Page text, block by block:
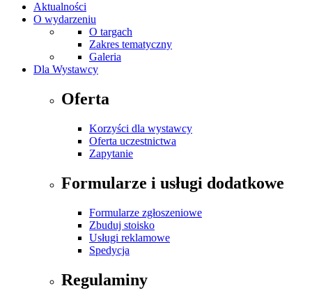
Aktualności
O wydarzeniu
O targach
Zakres tematyczny
Galeria
Dla Wystawcy
Oferta
Korzyści dla wystawcy
Oferta uczestnictwa
Zapytanie
Formularze i usługi dodatkowe
Formularze zgłoszeniowe
Zbuduj stoisko
Usługi reklamowe
Spedycja
Regulaminy